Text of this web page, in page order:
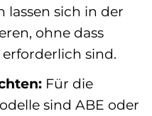
sich in der
ohne dass
sind.
Für die
sind ABE oder